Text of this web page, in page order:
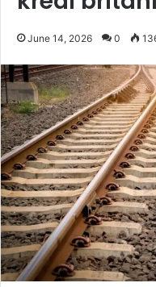
June 14, 2026 0